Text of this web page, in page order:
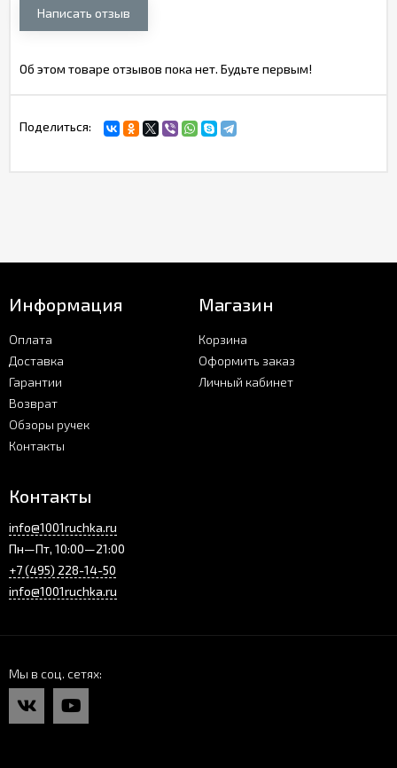
Написать отзыв
Об этом товаре отзывов пока нет. Будьте первым!
Поделиться:
Информация
Оплата
Доставка
Гарантии
Возврат
Обзоры ручек
Контакты
Магазин
Корзина
Оформить заказ
Личный кабинет
Контакты
info@1001ruchka.ru
Пн—Пт, 10:00—21:00
+7 (495) 228-14-50
info@1001ruchka.ru
Мы в соц. сетях